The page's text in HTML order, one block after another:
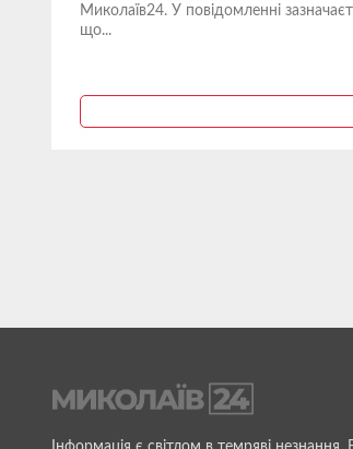
Миколаїв24. У повідомленні
що...